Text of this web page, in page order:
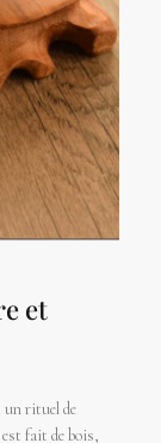
et
un rituel de
fait de bois,